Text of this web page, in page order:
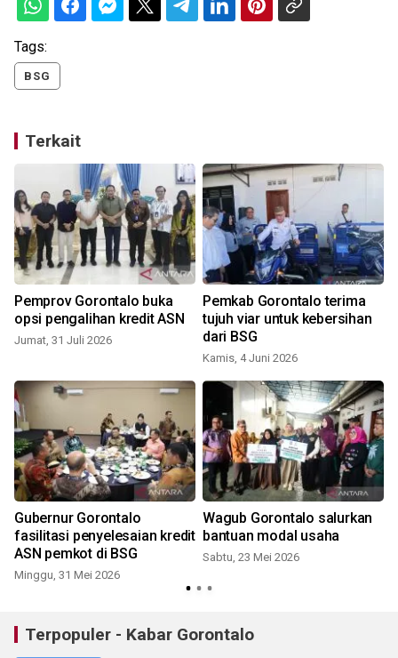
Tags:
BSG
Terkait
Pemprov Gorontalo buka
opsi pengalihan kredit ASN
Jumat, 31 Juli 2026
Pemkab Gorontalo terima
tujuh viar untuk kebersihan
dari BSG
Kamis, 4 Juni 2026
Gubernur Gorontalo
fasilitasi penyelesaian kredit
ASN pemkot di BSG
Minggu, 31 Mei 2026
Wagub Gorontalo salurkan
bantuan modal usaha
Sabtu, 23 Mei 2026
Terpopuler - Kabar Gorontalo